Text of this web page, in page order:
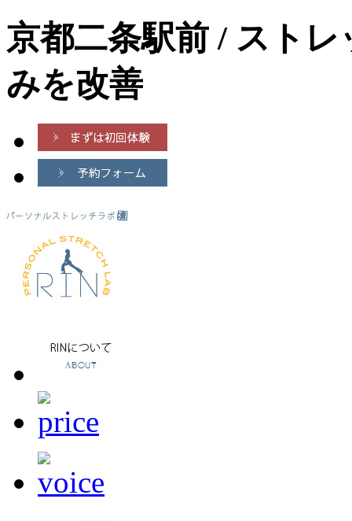
京都二条駅前 / スト
みを改善